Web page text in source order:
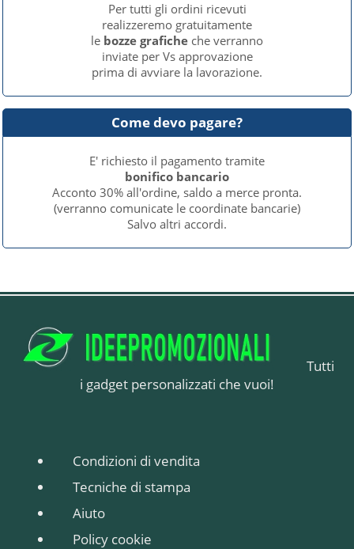
Per tutti gli ordini ricevuti
realizzeremo gratuitamente
le bozze grafiche che verranno
inviate per Vs approvazione
prima di avviare la lavorazione.
Come devo pagare?
E' richiesto il pagamento tramite
bonifico bancario
Acconto 30% all'ordine, saldo a merce pronta.
(verranno comunicate le coordinate bancarie)
Salvo altri accordi.
Tutti
i gadget personalizzati che vuoi!
Condizioni di vendita
Tecniche di stampa
Aiuto
Policy cookie